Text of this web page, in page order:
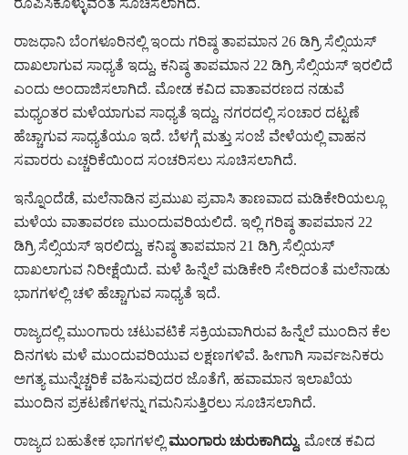
ರೂಪಿಸಿಕೊಳ್ಳುವಂತೆ ಸೂಚಿಸಲಾಗಿದೆ.
ರಾಜಧಾನಿ ಬೆಂಗಳೂರಿನಲ್ಲಿ ಇಂದು ಗರಿಷ್ಠ ತಾಪಮಾನ 26 ಡಿಗ್ರಿ ಸೆಲ್ಸಿಯಸ್
ದಾಖಲಾಗುವ ಸಾಧ್ಯತೆ ಇದ್ದು, ಕನಿಷ್ಠ ತಾಪಮಾನ 22 ಡಿಗ್ರಿ ಸೆಲ್ಸಿಯಸ್ ಇರಲಿದೆ
ಎಂದು ಅಂದಾಜಿಸಲಾಗಿದೆ. ಮೋಡ ಕವಿದ ವಾತಾವರಣದ ನಡುವೆ
ಮಧ್ಯಂತರ ಮಳೆಯಾಗುವ ಸಾಧ್ಯತೆ ಇದ್ದು, ನಗರದಲ್ಲಿ ಸಂಚಾರ ದಟ್ಟಣೆ
ಹೆಚ್ಚಾಗುವ ಸಾಧ್ಯತೆಯೂ ಇದೆ. ಬೆಳಗ್ಗೆ ಮತ್ತು ಸಂಜೆ ವೇಳೆಯಲ್ಲಿ ವಾಹನ
ಸವಾರರು ಎಚ್ಚರಿಕೆಯಿಂದ ಸಂಚರಿಸಲು ಸೂಚಿಸಲಾಗಿದೆ.
ಇನ್ನೊಂದೆಡೆ, ಮಲೆನಾಡಿನ ಪ್ರಮುಖ ಪ್ರವಾಸಿ ತಾಣವಾದ ಮಡಿಕೇರಿಯಲ್ಲೂ
ಮಳೆಯ ವಾತಾವರಣ ಮುಂದುವರಿಯಲಿದೆ. ಇಲ್ಲಿ ಗರಿಷ್ಠ ತಾಪಮಾನ 22
ಡಿಗ್ರಿ ಸೆಲ್ಸಿಯಸ್ ಇರಲಿದ್ದು, ಕನಿಷ್ಠ ತಾಪಮಾನ 21 ಡಿಗ್ರಿ ಸೆಲ್ಸಿಯಸ್
ದಾಖಲಾಗುವ ನಿರೀಕ್ಷೆಯಿದೆ. ಮಳೆ ಹಿನ್ನೆಲೆ ಮಡಿಕೇರಿ ಸೇರಿದಂತೆ ಮಲೆನಾಡು
ಭಾಗಗಳಲ್ಲಿ ಚಳಿ ಹೆಚ್ಚಾಗುವ ಸಾಧ್ಯತೆ ಇದೆ.
ರಾಜ್ಯದಲ್ಲಿ ಮುಂಗಾರು ಚಟುವಟಿಕೆ ಸಕ್ರಿಯವಾಗಿರುವ ಹಿನ್ನೆಲೆ ಮುಂದಿನ ಕೆಲ
ದಿನಗಳು ಮಳೆ ಮುಂದುವರಿಯುವ ಲಕ್ಷಣಗಳಿವೆ. ಹೀಗಾಗಿ ಸಾರ್ವಜನಿಕರು
ಅಗತ್ಯ ಮುನ್ನೆಚ್ಚರಿಕೆ ವಹಿಸುವುದರ ಜೊತೆಗೆ, ಹವಾಮಾನ ಇಲಾಖೆಯ
ಮುಂದಿನ ಪ್ರಕಟಣೆಗಳನ್ನು ಗಮನಿಸುತ್ತಿರಲು ಸೂಚಿಸಲಾಗಿದೆ.
ರಾಜ್ಯದ ಬಹುತೇಕ ಭಾಗಗಳಲ್ಲಿ ಮುಂಗಾರು ಚುರುಕಾಗಿದ್ದು, ಮೋಡ ಕವಿದ